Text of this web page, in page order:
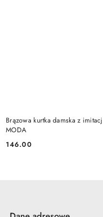
Brązowa kurtka damska z
MODA
Cena:
146.00